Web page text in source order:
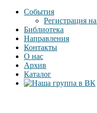
События
Регистрация
Библиотека
Направления
Контакты
О нас
Архив
Каталог